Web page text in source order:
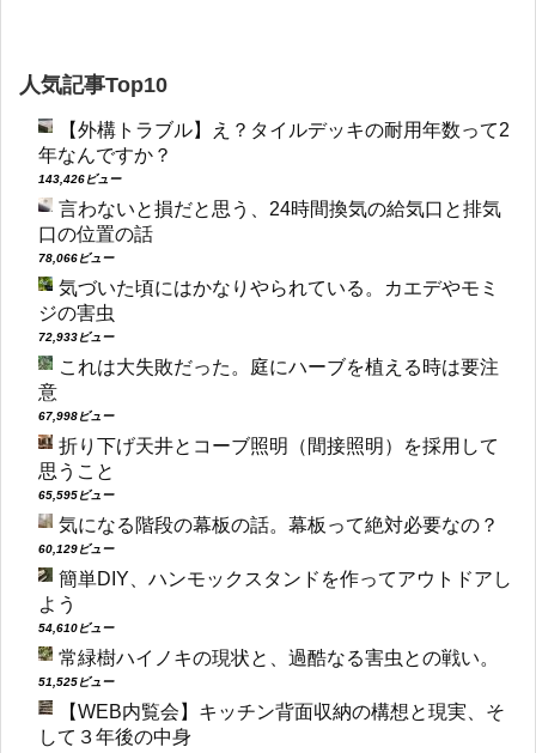
人気記事Top10
【外構トラブル】え？タイルデッキの耐用年数って2
年なんですか？
143,426ビュー
言わないと損だと思う、24時間換気の給気口と排気
口の位置の話
78,066ビュー
気づいた頃にはかなりやられている。カエデやモミ
ジの害虫
72,933ビュー
これは大失敗だった。庭にハーブを植える時は要注
意
67,998ビュー
折り下げ天井とコーブ照明（間接照明）を採用して
思うこと
65,595ビュー
気になる階段の幕板の話。幕板って絶対必要なの？
60,129ビュー
簡単DIY、ハンモックスタンドを作ってアウトドアし
よう
54,610ビュー
常緑樹ハイノキの現状と、過酷なる害虫との戦い。
51,525ビュー
【WEB内覧会】キッチン背面収納の構想と現実、そ
して３年後の中身